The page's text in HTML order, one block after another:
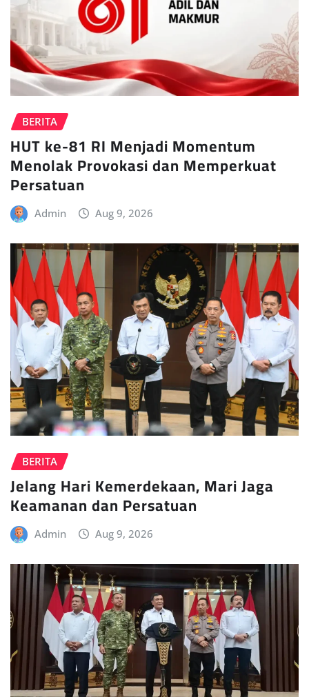
BERITA
HUT ke-81 RI Menjadi Momentum
Menolak Provokasi dan Memperkuat
Persatuan
Admin Aug 9, 2026
BERITA
Jelang Hari Kemerdekaan, Mari Jaga
Keamanan dan Persatuan
Admin Aug 9, 2026